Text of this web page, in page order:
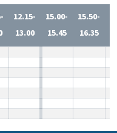
12.15-
13.00
15.00-
15.45
15.50-
16.35